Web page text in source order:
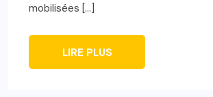
mobilisées […]
LIRE PLUS